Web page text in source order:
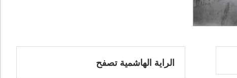
الراية الهاشمية تصفح